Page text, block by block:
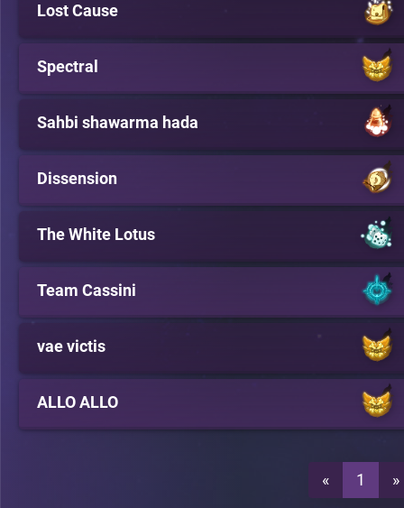
Lost Cause
Spectral
Sahbi shawarma hada
Dissension
The White Lotus
Team Cassini
vae victis
ALLO ALLO
« 1 »